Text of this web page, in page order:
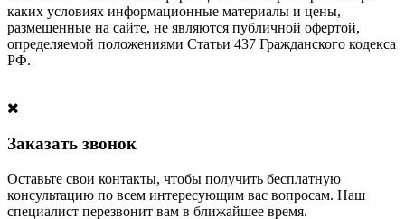
каких условиях информационные материалы и цены,
размещенные на сайте, не являются публичной офертой,
определяемой положениями Статьи 437 Гражданского кодекса
РФ.
Заказать звонок
Оставьте свои контакты, чтобы получить бесплатную
консультацию по всем интересующим вас вопросам. Наш
специалист перезвонит вам в ближайшее время.